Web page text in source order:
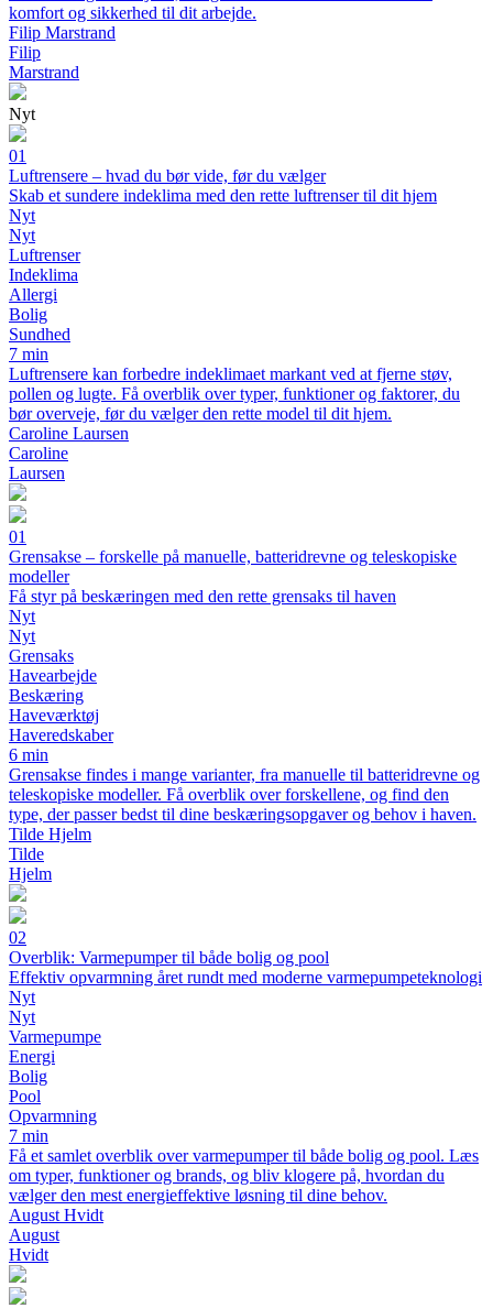
komfort og sikkerhed til dit arbejde.
Filip Marstrand
Filip
Marstrand
Nyt
01
Luftrensere – hvad du bør vide, før du vælger
Skab et sundere indeklima med den rette luftrenser til dit hjem
Nyt
Nyt
Luftrenser
Indeklima
Allergi
Bolig
Sundhed
7 min
Luftrensere kan forbedre indeklimaet markant ved at fjerne støv,
pollen og lugte. Få overblik over typer, funktioner og faktorer, du
bør overveje, før du vælger den rette model til dit hjem.
Caroline Laursen
Caroline
Laursen
01
Grensakse – forskelle på manuelle, batteridrevne og teleskopiske
modeller
Få styr på beskæringen med den rette grensaks til haven
Nyt
Nyt
Grensaks
Havearbejde
Beskæring
Haveværktøj
Haveredskaber
6 min
Grensakse findes i mange varianter, fra manuelle til batteridrevne og
teleskopiske modeller. Få overblik over forskellene, og find den
type, der passer bedst til dine beskæringsopgaver og behov i haven.
Tilde Hjelm
Tilde
Hjelm
02
Overblik: Varmepumper til både bolig og pool
Effektiv opvarmning året rundt med moderne varmepumpeteknologi
Nyt
Nyt
Varmepumpe
Energi
Bolig
Pool
Opvarmning
7 min
Få et samlet overblik over varmepumper til både bolig og pool. Læs
om typer, funktioner og brands, og bliv klogere på, hvordan du
vælger den mest energieffektive løsning til dine behov.
August Hvidt
August
Hvidt